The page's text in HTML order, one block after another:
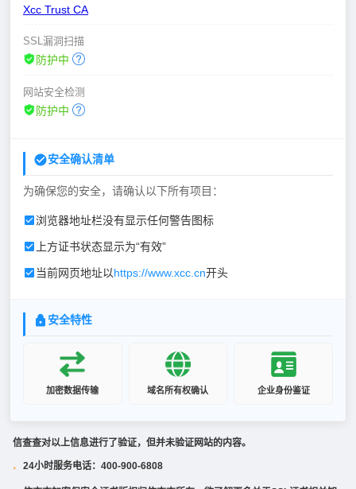
Xcc Trust CA
SSL漏洞扫描
防护中
网站安全检测
防护中
安全确认清单
为确保您的安全，请确认以下所有项目：
浏览器地址栏没有显示任何警告图标
上方证书状态显示为“有效”
当前网页地址以https://www.xcc.cn开头
安全特性
加密数据传输 域名所有权确认 企业身份鉴证
信查查对以上信息进行了验证，但并未验证网站的内容。
· 24小时服务电话：400-900-6808